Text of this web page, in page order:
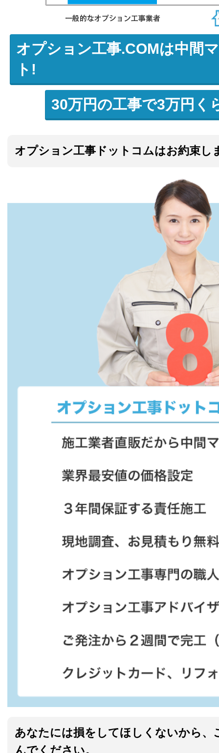
オプション工事.COMは中間
ト!
30万円の工事で3万円く
オプション工事ドットコムはお約束し
あなたには損をしてほしくないから、
んでください。